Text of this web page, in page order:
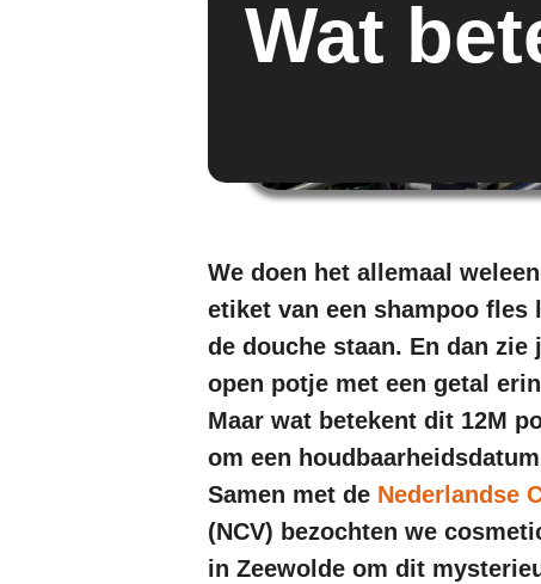
Wat
We doen het allemaal
etiket van een shampoo fles
de douche staan. En dan zie
open potje met een getal
Maar wat betekent dit 12M
om een
Samen met de Nederlandse
(NCV) bezochten we
in Zeewolde om dit